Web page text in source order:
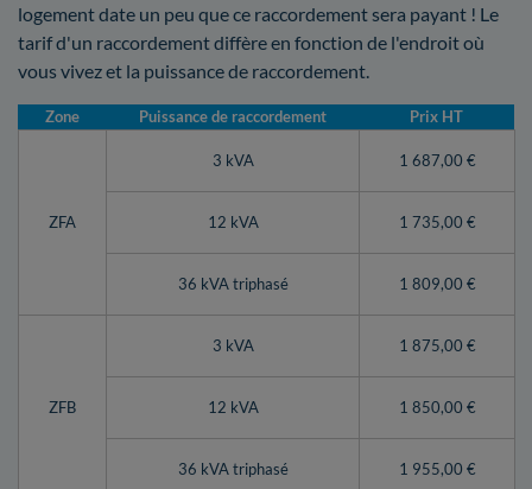
logement date un peu que ce raccordement sera payant ! Le
tarif d'un raccordement diffère en fonction de l'endroit où
vous vivez et la puissance de raccordement.
Zone Puissance de raccordement Prix HT
ZFA
3 kVA 1 687,00 €
12 kVA 1 735,00 €
36 kVA triphasé 1 809,00 €
ZFB
3 kVA 1 875,00 €
12 kVA 1 850,00 €
36 kVA triphasé 1 955,00 €